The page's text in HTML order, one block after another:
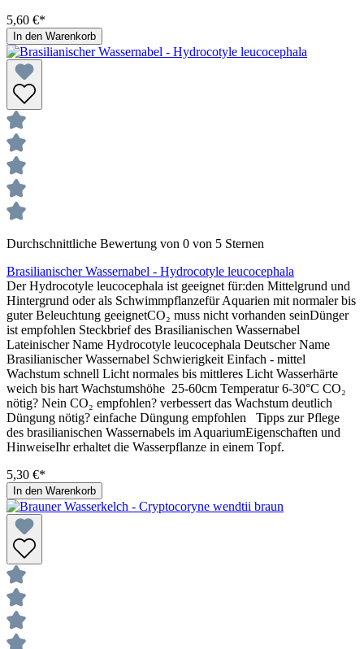
5,60 €*
In den Warenkorb
Durchschnittliche Bewertung von 0 von 5 Sternen
Brasilianischer Wassernabel - Hydrocotyle leucocephala
Der Hydrocotyle leucocephala ist geeignet für:den Mittelgrund und
Hintergrund oder als Schwimmpflanzefür Aquarien mit normaler bis
guter Beleuchtung geeignetCO₂ muss nicht vorhanden seinDünger
ist empfohlen Steckbrief des Brasilianischen Wassernabel
Lateinischer Name Hydrocotyle leucocephala Deutscher Name
Brasilianischer Wassernabel Schwierigkeit Einfach - mittel
Wachstum schnell Licht normales bis mittleres Licht Wasserhärte
weich bis hart Wachstumshöhe 25-60cm Temperatur 6-30°C CO₂
nötig? Nein CO₂ empfohlen? verbessert das Wachstum deutlich
Düngung nötig? einfache Düngung empfohlen Tipps zur Pflege
des brasilianischen Wassernabels im AquariumEigenschaften und
HinweiseIhr erhaltet die Wasserpflanze in einem Topf.
5,30 €*
In den Warenkorb